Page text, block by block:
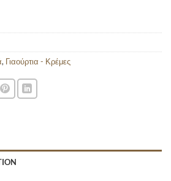
, Γιαούρτια - Κρέμες